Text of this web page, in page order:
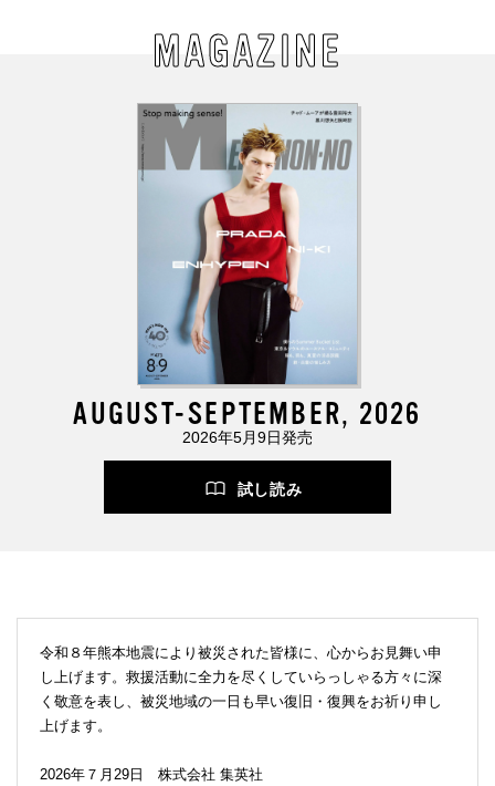
MAGAZINE
AUGUST-SEPTEMBER, 2026
2026年5月9日発売
試し読み
令和８年熊本地震により被災された皆様に、心からお見舞い申
し上げます。救援活動に全力を尽くしていらっしゃる方々に深
く敬意を表し、被災地域の一日も早い復旧・復興をお祈り申し
上げます。
2026年７月29日 株式会社 集英社